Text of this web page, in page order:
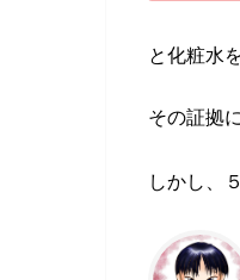
と化粧水
その証拠に
しかし、